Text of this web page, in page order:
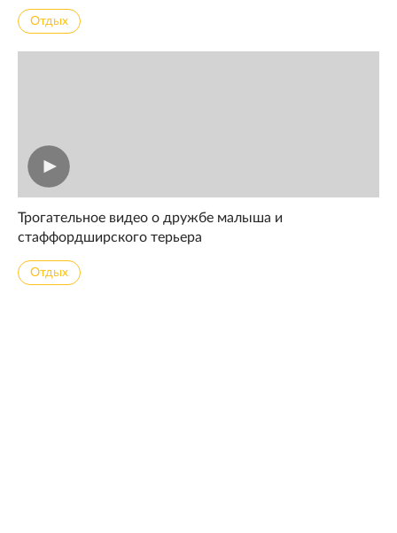
Отдых
Трогательное видео о дружбе малыша и
стаффордширского терьера
Отдых